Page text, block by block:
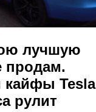
лучшую
продам.
Tesla
рулит